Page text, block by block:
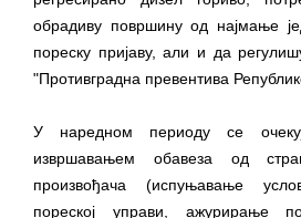
обрадиву површину од најмање
пореску пријаву, али и да
"Противградна превентива
У наредном периоду се
извршавањем обавеза од
произвођача (испуњавање
пореској управи, ажурирање